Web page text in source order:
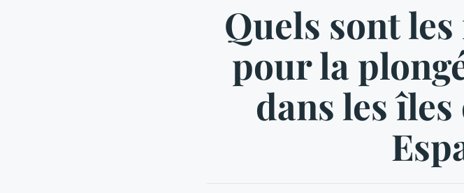
Quels sont
pour la
dans les